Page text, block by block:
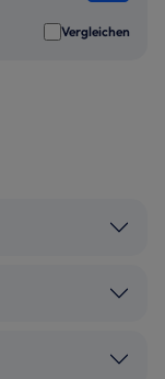
Vergleichen